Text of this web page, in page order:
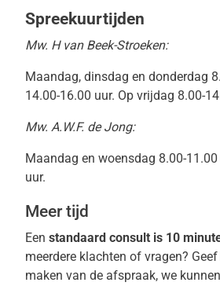
Spreekuurtijden
Mw. H van Beek-Stroeken:
Maandag, dinsdag en donderdag
14.00-16.00 uur. Op vrijdag 8.00-
Mw. A.W.F. de Jong:
Maandag en woensdag 8.00-
uur.
Meer tijd
Een standaard consult is 10
meerdere klachten of vragen?
maken van de afspraak, we